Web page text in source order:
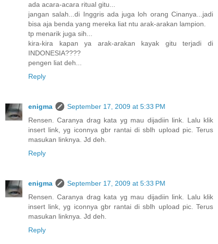
ada acara-acara ritual gitu...
jangan salah...di Inggris ada juga loh orang Cinanya...jadi
bisa aja benda yang mereka liat ntu arak-arakan lampion.
tp menarik juga sih...
kira-kira kapan ya arak-arakan kayak gitu terjadi di
INDONESIA????
pengen liat deh...
Reply
enigma
September 17, 2009 at 5:33 PM
Rensen. Caranya drag kata yg mau dijadiin link. Lalu klik
insert link, yg iconnya gbr rantai di sblh upload pic. Terus
masukan linknya. Jd deh.
Reply
enigma
September 17, 2009 at 5:33 PM
Rensen. Caranya drag kata yg mau dijadiin link. Lalu klik
insert link, yg iconnya gbr rantai di sblh upload pic. Terus
masukan linknya. Jd deh.
Reply